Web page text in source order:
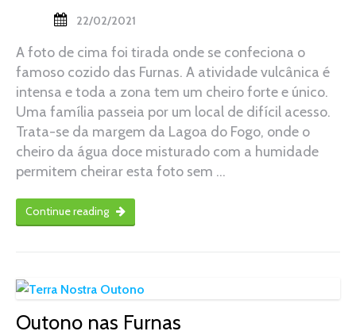
22/02/2021
A foto de cima foi tirada onde se confeciona o
famoso cozido das Furnas. A atividade vulcânica é
intensa e toda a zona tem um cheiro forte e único.
Uma família passeia por um local de difícil acesso.
Trata-se da margem da Lagoa do Fogo, onde o
cheiro da água doce misturado com a humidade
permitem cheirar esta foto sem …
Continue reading
Outono nas Furnas